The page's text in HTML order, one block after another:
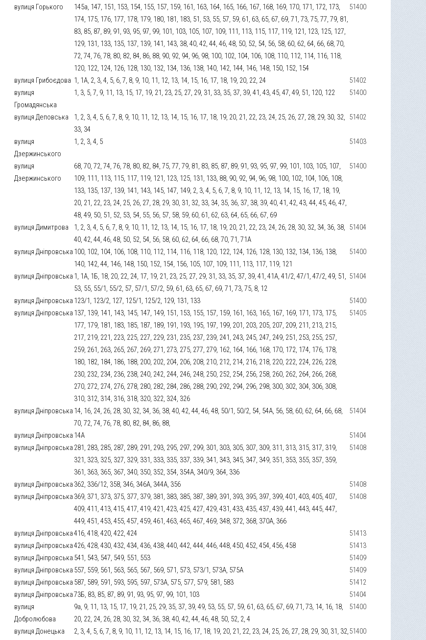
вулиця Горького
145a, 147, 151, 153, 154, 155, 157, 159, 161, 163, 164, 165, 166, 167, 168, 169, 170, 171, 172, 173,
174, 175, 176, 177, 178, 179, 180, 181, 183, 51, 53, 55, 57, 59, 61, 63, 65, 67, 69, 71, 73, 75, 77, 79, 81,
83, 85, 87, 89, 91, 93, 95, 97, 99, 101, 103, 105, 107, 109, 111, 113, 115, 117, 119, 121, 123, 125, 127,
129, 131, 133, 135, 137, 139, 141, 143, 38, 40, 42, 44, 46, 48, 50, 52, 54, 56, 58, 60, 62, 64, 66, 68, 70,
72, 74, 76, 78, 80, 82, 84, 86, 88, 90, 92, 94, 96, 98, 100, 102, 104, 106, 108, 110, 112, 114, 116, 118,
120, 122, 124, 126, 128, 130, 132, 134, 136, 138, 140, 142, 144, 146, 148, 150, 152, 154
51400
вулиця Грибоєдова 1, 1А, 2, 3, 4, 5, 6, 7, 8, 9, 10, 11, 12, 13, 14, 15, 16, 17, 18, 19, 20, 22, 24
51402
вулиця
Громадянська
1, 3, 5, 7, 9, 11, 13, 15, 17, 19, 21, 23, 25, 27, 29, 31, 33, 35, 37, 39, 41, 43, 45, 47, 49, 51, 120, 122 51400
вулиця Деповська
1, 2, 3, 4, 5, 6, 7, 8, 9, 10, 11, 12, 13, 14, 15, 16, 17, 18, 19, 20, 21, 22, 23, 24, 25, 26, 27, 28, 29, 30, 32,
33, 34
51402
вулиця
Дзержинського
1, 2, 3, 4, 5 51403
вулиця
Дзержинського
68, 70, 72, 74, 76, 78, 80, 82, 84, 75, 77, 79, 81, 83, 85, 87, 89, 91, 93, 95, 97, 99, 101, 103, 105, 107,
109, 111, 113, 115, 117, 119, 121, 123, 125, 131, 133, 88, 90, 92, 94, 96, 98, 100, 102, 104, 106, 108,
133, 135, 137, 139, 141, 143, 145, 147, 149, 2, 3, 4, 5, 6, 7, 8, 9, 10, 11, 12, 13, 14, 15, 16, 17, 18, 19,
20, 21, 22, 23, 24, 25, 26, 27, 28, 29, 30, 31, 32, 33, 34, 35, 36, 37, 38, 39, 40, 41, 42, 43, 44, 45, 46, 47,
48, 49, 50, 51, 52, 53, 54, 55, 56, 57, 58, 59, 60, 61, 62, 63, 64, 65, 66, 67, 69
51400
вулиця Димитрова
1, 2, 3, 4, 5, 6, 7, 8, 9, 10, 11, 12, 13, 14, 15, 16, 17, 18, 19, 20, 21, 22, 23, 24, 26, 28, 30, 32, 34, 36, 38,
40, 42, 44, 46, 48, 50, 52, 54, 56, 58, 60, 62, 64, 66, 68, 70, 71, 71А
51404
вулиця Дніпровська 100, 102, 104, 106, 108, 110, 112, 114, 116, 118, 120, 122, 124, 126, 128, 130, 132, 134, 136, 138,
140, 142, 44, 146, 148, 150, 152, 154, 156, 105, 107, 109, 111, 113, 117, 119, 121
51400
вулиця Дніпровська 1, 1А, 1Б, 18, 20, 22, 24, 17, 19, 21, 23, 25, 27, 29, 31, 33, 35, 37, 39, 41, 41А, 41/2, 47/1, 47/2, 49, 51,
53, 55, 55/1, 55/2, 57, 57/1, 57/2, 59, 61, 63, 65, 67, 69, 71, 73, 75, 8, 12
51404
вулиця Дніпровська 123/1, 123/2, 127, 125/1, 125/2, 129, 131, 133
51400
вулиця Дніпровська 137, 139, 141, 143, 145, 147, 149, 151, 153, 155, 157, 159, 161, 163, 165, 167, 169, 171, 173, 175,
177, 179, 181, 183, 185, 187, 189, 191, 193, 195, 197, 199, 201, 203, 205, 207, 209, 211, 213, 215,
217, 219, 221, 223, 225, 227, 229, 231, 235, 237, 239, 241, 243, 245, 247, 249, 251, 253, 255, 257,
259, 261, 263, 265, 267, 269, 271, 273, 275, 277, 279, 162, 164, 166, 168, 170, 172, 174, 176, 178,
180, 182, 184, 186, 188, 200, 202, 204, 206, 208, 210, 212, 214, 216, 218, 220, 222, 224, 226, 228,
230, 232, 234, 236, 238, 240, 242, 244, 246, 248, 250, 252, 254, 256, 258, 260, 262, 264, 266, 268,
270, 272, 274, 276, 278, 280, 282, 284, 286, 288, 290, 292, 294, 296, 298, 300, 302, 304, 306, 308,
310, 312, 314, 316, 318, 320, 322, 324, 326
51405
вулиця Дніпровська 14, 16, 24, 26, 28, 30, 32, 34, 36, 38, 40, 42, 44, 46, 48, 50/1, 50/2, 54, 54А, 56, 58, 60, 62, 64, 66, 68,
70, 72, 74, 76, 78, 80, 82, 84, 86, 88,
51404
вулиця Дніпровська 14А
51404
вулиця Дніпровська 281, 283, 285, 287, 289, 291, 293, 295, 297, 299, 301, 303, 305, 307, 309, 311, 313, 315, 317, 319,
321, 323, 325, 327, 329, 331, 333, 335, 337, 339, 341, 343, 345, 347, 349, 351, 353, 355, 357, 359,
361, 363, 365, 367, 340, 350, 352, 354, 354А, 340/9, 364, 336
51408
вулиця Дніпровська 362, 336/12, 358, 346, 346А, 344А, 356
51408
вулиця Дніпровська 369, 371, 373, 375, 377, 379, 381, 383, 385, 387, 389, 391, 393, 395, 397, 399, 401, 403, 405, 407,
409, 411, 413, 415, 417, 419, 421, 423, 425, 427, 429, 431, 433, 435, 437, 439, 441, 443, 445, 447,
449, 451, 453, 455, 457, 459, 461, 463, 465, 467, 469, 348, 372, 368, 370А, 366
51408
вулиця Дніпровська416, 418, 420, 422, 424
51413
вулиця Дніпровська426, 428, 430, 432, 434, 436, 438, 440, 442, 444, 446, 448, 450, 452, 454, 456, 458
51413
вулиця Дніпровська 541, 543, 547, 549, 551, 553
51409
вулиця Дніпровська 557, 559, 561, 563, 565, 567, 569, 571, 573, 573/1, 573А, 575А
51409
вулиця Дніпровська 587, 589, 591, 593, 595, 597, 573А, 575, 577, 579, 581, 583
51412
вулиця Дніпровська73Б, 83, 85, 87, 89, 91, 93, 95, 97, 99, 101, 103
51404
вулиця
Добролюбова
9а, 9, 11, 13, 15, 17, 19, 21, 25, 29, 35, 37, 39, 49, 53, 55, 57, 59, 61, 63, 65, 67, 69, 71, 73, 14, 16, 18,
20, 22, 24, 26, 28, 30, 32, 34, 36, 38, 40, 42, 44, 46, 48, 50, 52, 2, 4
51400
вулиця Донецька
2, 3, 4, 5, 6, 7, 8, 9, 10, 11, 12, 13, 14, 15, 16, 17, 18, 19, 20, 21, 22, 23, 24, 25, 26, 27, 28, 29, 30, 31, 32,51400